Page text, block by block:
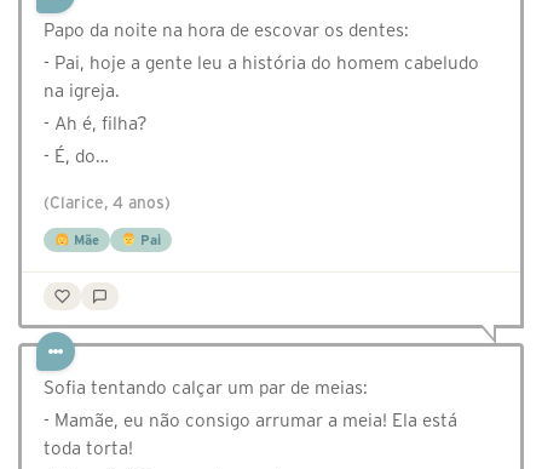
Papo da noite na hora de escovar os dentes:
- Pai, hoje a gente leu a história do homem cabeludo
na igreja.
- Ah é, filha?
- É, do…
(Clarice, 4 anos)
Mãe Pai
Sofia tentando calçar um par de meias:
- Mamãe, eu não consigo arrumar a meia! Ela está
toda torta!